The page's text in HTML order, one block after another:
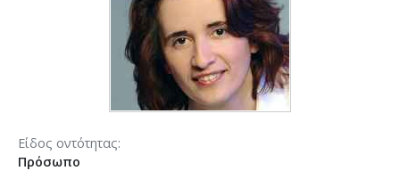
Είδος οντότητας
Πρόσωπο